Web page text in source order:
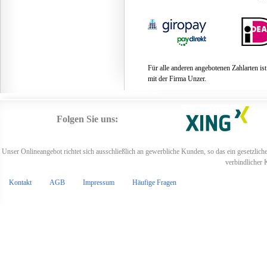
Für alle anderen angebotenen Zahlarten
mit der Firma Unzer.
Folgen Sie uns:
Unser Onlineangebot richtet sich ausschließlich an gewerbliche Kunden, so das ein
verbindlicher
Kontakt AGB Impressum Häufige Fragen